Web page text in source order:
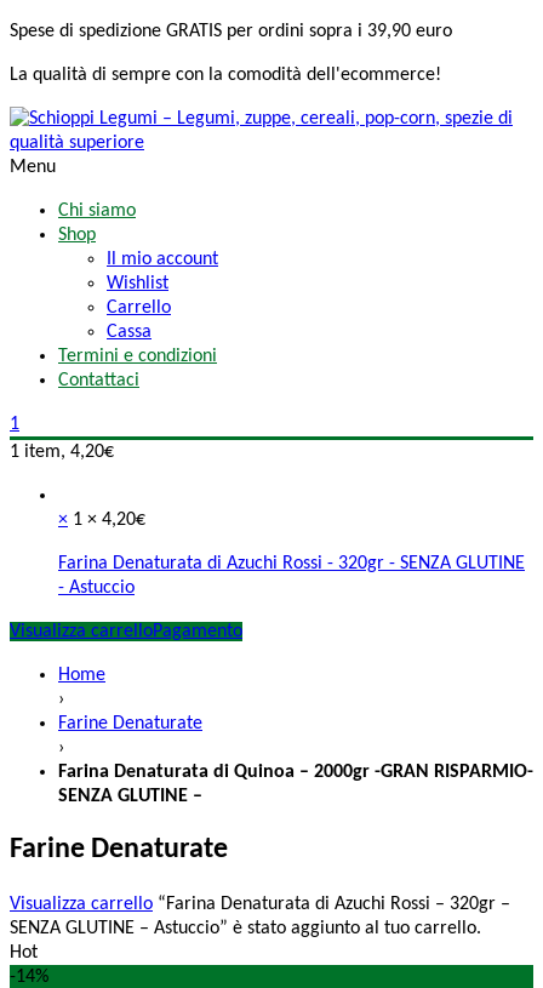
Spese di spedizione GRATIS per ordini sopra i 39,90 euro
La qualità di sempre con la comodità dell'ecommerce!
Menu
Chi siamo
Shop
Il mio account
Wishlist
Carrello
Cassa
Termini e condizioni
Contattaci
1
1 item, 4,20€
× 1 × 4,20€
Farina Denaturata di Azuchi Rossi - 320gr - SENZA GLUTINE
- Astuccio
Visualizza carrelloPagamento
Home
›
Farine Denaturate
›
Farina Denaturata di Quinoa – 2000gr -GRAN RISPARMIO-
SENZA GLUTINE –
Farine Denaturate
Visualizza carrello “Farina Denaturata di Azuchi Rossi – 320gr –
SENZA GLUTINE – Astuccio” è stato aggiunto al tuo carrello.
Hot
-14%